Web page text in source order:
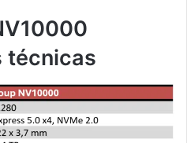
técnicas